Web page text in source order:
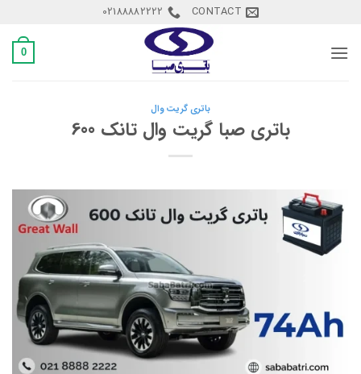
content
CONTACT
02188882222
0
باتری گریت وال
باتری صبا گریت وال تانک 600